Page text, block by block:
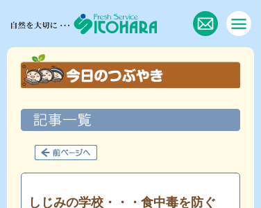
しじみの学校・・・食中毒を防ぐ